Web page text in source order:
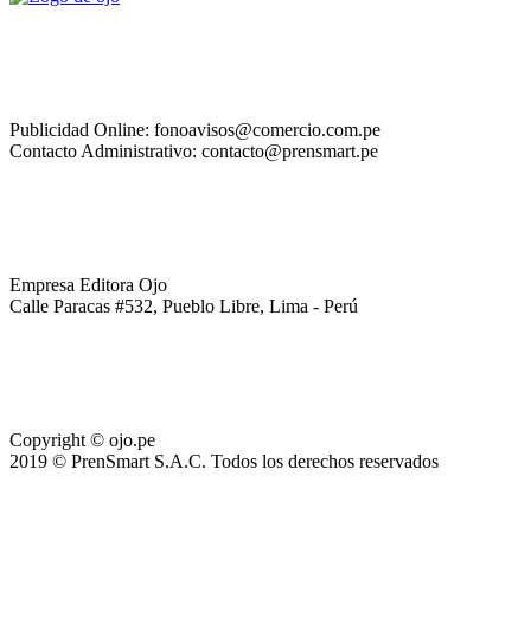
Publicidad Online: fonoavisos@comercio.com.pe
Contacto Administrativo: contacto@prensmart.pe
Empresa Editora Ojo
Calle Paracas #532, Pueblo Libre, Lima - Perú
Copyright © ojo.pe
2019 © PrenSmart S.A.C. Todos los derechos reservados